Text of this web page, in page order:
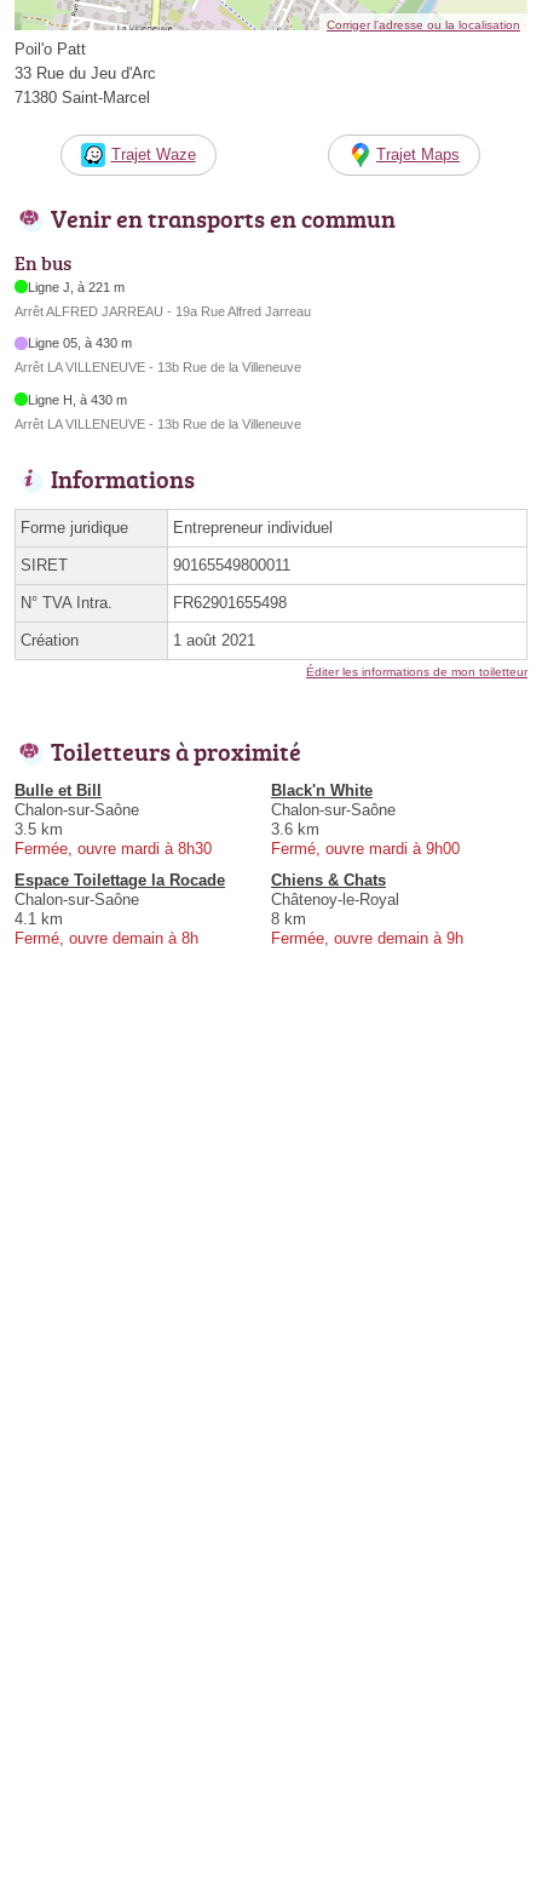
Corriger l’adresse ou la localisation
Poil'o Patt
33 Rue du Jeu d'Arc
71380 Saint-Marcel
Trajet Waze Trajet Maps
Venir en transports en commun
En bus
Ligne J, à 221 m
Arrêt ALFRED JARREAU - 19a Rue Alfred Jarreau
Ligne 05, à 430 m
Arrêt LA VILLENEUVE - 13b Rue de la Villeneuve
Ligne H, à 430 m
Arrêt LA VILLENEUVE - 13b Rue de la Villeneuve
Informations
Forme juridique Entrepreneur individuel
SIRET 90165549800011
N° TVA Intra. FR62901655498
Création 1 août 2021
Éditer les informations de mon toiletteur
Toiletteurs à proximité
Bulle et Bill
Chalon-sur-Saône
3.5 km
Fermée, ouvre mardi à 8h30
Black'n White
Chalon-sur-Saône
3.6 km
Fermé, ouvre mardi à 9h00
Espace Toilettage la Rocade
Chalon-sur-Saône
4.1 km
Fermé, ouvre demain à 8h
Chiens & Chats
Châtenoy-le-Royal
8 km
Fermée, ouvre demain à 9h